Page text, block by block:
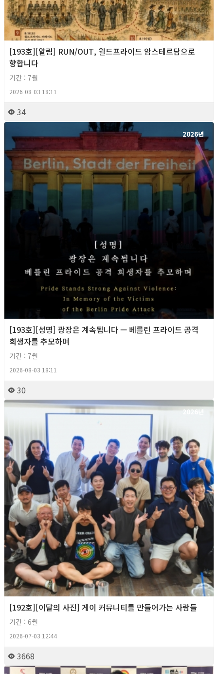
[193호][알림] RUN/OUT, 월드프라이드 암스테르담으로
향합니다
기간 : 7월
2026-08-03 18:11
34
2026년
[193호][성명] 광장은 계속됩니다 — 베를린 프라이드 공격
희생자를 추모하며
기간 : 7월
2026-08-03 18:11
30
2026년
[192호][이달의 사진] 게이 커뮤니티를 만들어가는 사람들
기간 : 6월
2026-07-03 12:44
3668